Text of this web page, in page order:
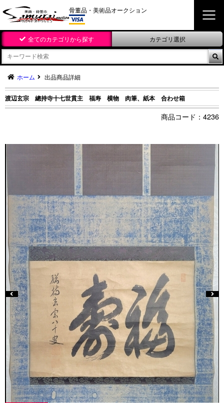
骨董品・美術品オークション
全てのカテゴリから探す カテゴリ選択

ホーム 出品商品詳細
渡辺玄宗 總持寺十七世貫主 福寿 横物 肉筆、紙本 合わせ箱
4236